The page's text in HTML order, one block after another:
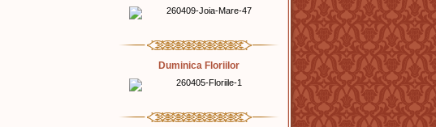
Duminica Floriilor